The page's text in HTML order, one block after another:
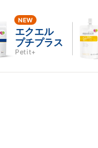
エクエル
プチプラス
Petit+